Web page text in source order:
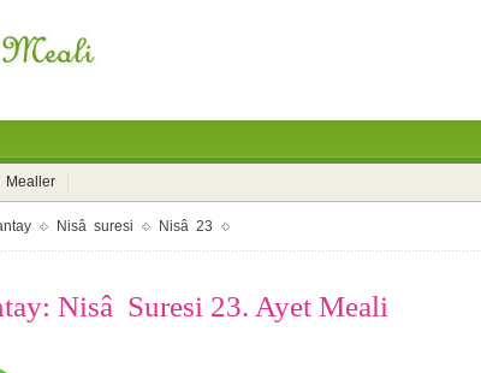
Mealler
Nisâ suresi Nisâ 23
Nisâ Suresi 23. Ayet Meali